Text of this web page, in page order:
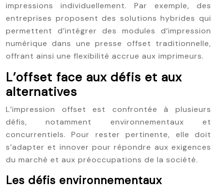
impressions individuellement. Par exemple, des
entreprises proposent des solutions hybrides qui
permettent d’intégrer des modules d’impression
numérique dans une presse offset traditionnelle,
offrant ainsi une flexibilité accrue aux imprimeurs.
L’offset face aux défis et aux
alternatives
L’impression offset est confrontée à plusieurs
défis, notamment environnementaux et
concurrentiels. Pour rester pertinente, elle doit
s’adapter et innover pour répondre aux exigences
du marché et aux préoccupations de la société.
Les défis environnementaux